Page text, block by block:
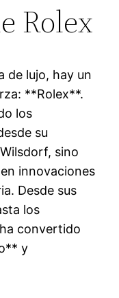
Rolex
de lujo, hay un
**Rolex**.
los
su
sino
innovaciones
Desde sus
los
convertido
y